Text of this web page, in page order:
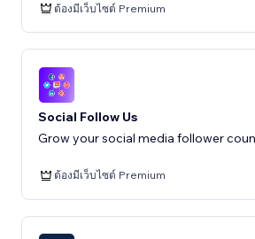
ต้องมีเว็บไซต์ Premium
Social Follow Us
Grow your social media follower
ต้องมีเว็บไซต์ Premium